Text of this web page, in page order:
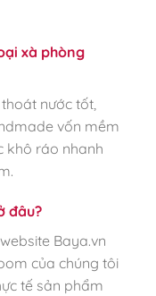
xà phòng
nước tốt,
vốn mềm
khô ráo nhanh
đâu?
Baya.vn
của chúng tôi
tế sản phẩm